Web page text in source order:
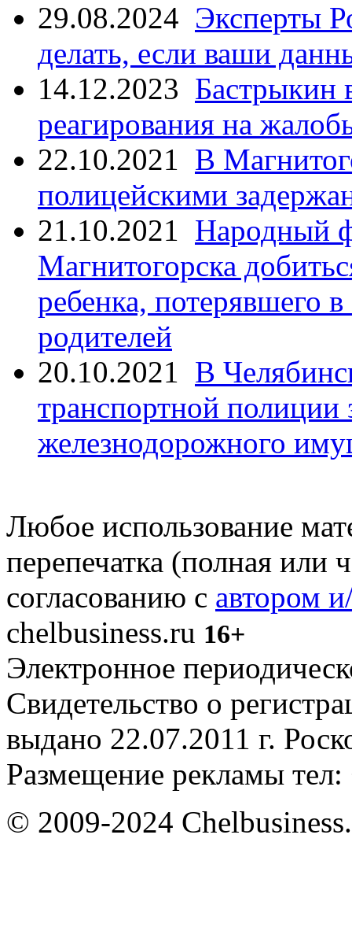
29.08.2024 Эксперты
делать, если ваши
14.12.2023 Бастрыкин
реагирования на
22.10.2021 В
полицейскими
21.10.2021 Народный
Магнитогорска
ребенка, потерявшего
родителей
20.10.2021 В
транспортной
железнодорожного
Любое использование
перепечатка (полная или
согласованию с автором
chelbusiness.ru 16+
Электронное
Свидетельство о
выдано 22.07.2011 г.
Размещение рекламы
© 2009-2024